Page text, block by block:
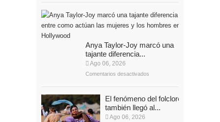
Anya Taylor-Joy marcó una
tajante diferencia...
Ago 06, 2026
Comentarios desactivados
El fenómeno del folclore
también llegó al...
Ago 06, 2026